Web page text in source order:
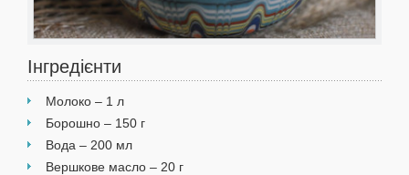
Інгредієнти
Молоко – 1 л
Борошно – 150 г
Вода – 200 мл
Вершкове масло – 20 г